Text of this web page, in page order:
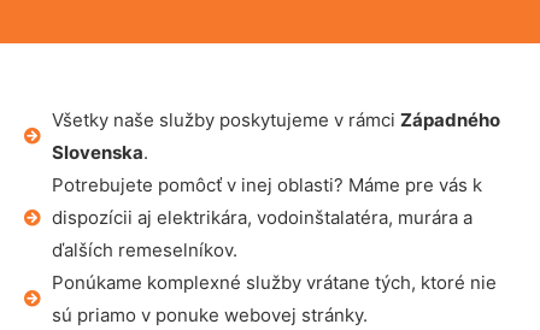
Všetky naše služby poskytujeme v rámci Západného
Slovenska.
Potrebujete pomôcť v inej oblasti? Máme pre vás k
dispozícii aj elektrikára, vodoinštalatéra, murára a
ďalších remeselníkov.
Ponúkame komplexné služby vrátane tých, ktoré nie
sú priamo v ponuke webovej stránky.